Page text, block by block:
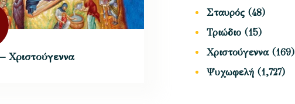
Χριστούγεννα
Σταυρός (48)
Τριώδιο (15)
Χριστούγεννα(169)
Ψυχωφελή (1,727)